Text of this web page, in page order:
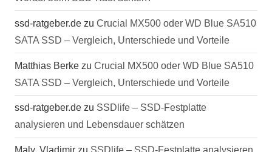
ssd-ratgeber.de zu Crucial MX500 oder WD Blue SA510
SATA SSD – Vergleich, Unterschiede und Vorteile
Matthias Berke zu Crucial MX500 oder WD Blue SA510
SATA SSD – Vergleich, Unterschiede und Vorteile
ssd-ratgeber.de zu SSDlife – SSD-Festplatte
analysieren und Lebensdauer schätzen
Maly, Vladimir zu SSDlife – SSD-Festplatte analysieren